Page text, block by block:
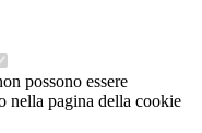
possono essere
nella pagina della cookie